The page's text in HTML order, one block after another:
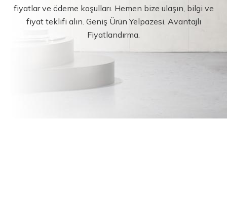
fiyatlar ve ödeme koşulları. Hemen bize ulaşın, bilgi ve
fiyat teklifi alın. Geniş Ürün Yelpazesi. Avantajlı
Fiyatlandırma.